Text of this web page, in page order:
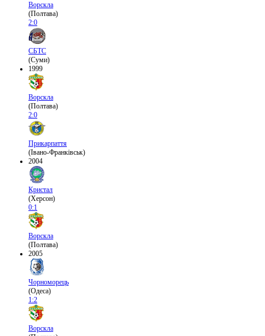
Ворскла
(Полтава)
2:0
СБТС
(Суми)
1999
Ворскла
(Полтава)
2:0
Прикарпаття
(Івано-Франківськ)
2004
Кристал
(Херсон)
0:1
Ворскла
(Полтава)
2005
Чорноморець
(Одеса)
1:2
Ворскла